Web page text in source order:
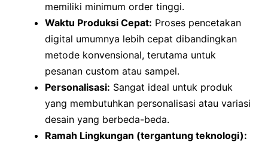
memiliki minimum order tinggi.
Waktu Produksi Cepat: Proses pencetakan
digital umumnya lebih cepat dibandingkan
metode konvensional, terutama untuk
pesanan custom atau sampel.
Personalisasi: Sangat ideal untuk produk
yang membutuhkan personalisasi atau variasi
desain yang berbeda-beda.
Ramah Lingkungan (tergantung teknologi):